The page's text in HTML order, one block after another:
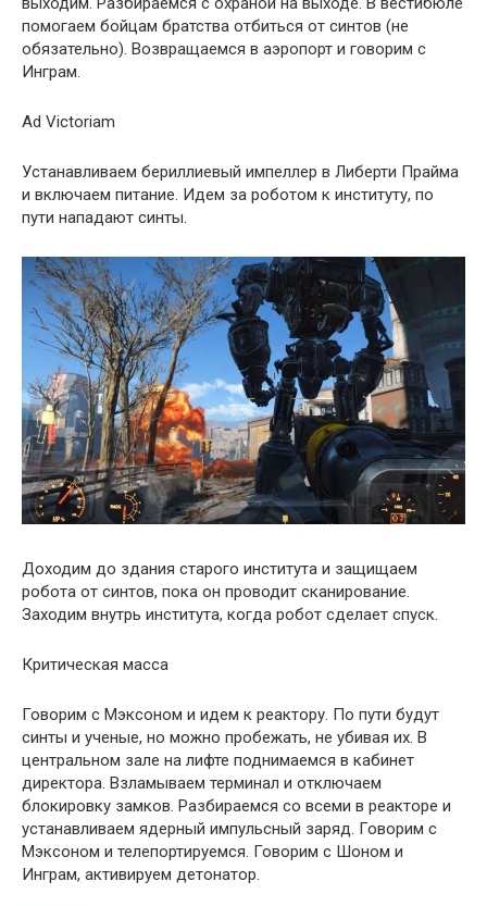
помогаем бойцам братства отбиться от синтов (не
обязательно). Возвращаемся в аэропорт и говорим с
Инграм.
Ad Victoriam
Устанавливаем бериллиевый импеллер в Либерти Прайма
и включаем питание. Идем за роботом к институту, по
пути нападают синты.
Доходим до здания старого института и защищаем
робота от синтов, пока он проводит сканирование.
Заходим внутрь института, когда робот сделает спуск.
Критическая масса
Говорим с Мэксоном и идем к реактору. По пути будут
синты и ученые, но можно пробежать, не убивая их. В
центральном зале на лифте поднимаемся в кабинет
директора. Взламываем терминал и отключаем
блокировку замков. Разбираемся со всеми в реакторе и
устанавливаем ядерный импульсный заряд. Говорим с
Мэксоном и телепортируемся. Говорим с Шоном и
Инграм, активируем детонатор.